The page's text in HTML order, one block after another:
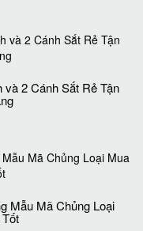
2 Cánh Sắt Rẻ Tận
Mẫu Mã Chủng Loại